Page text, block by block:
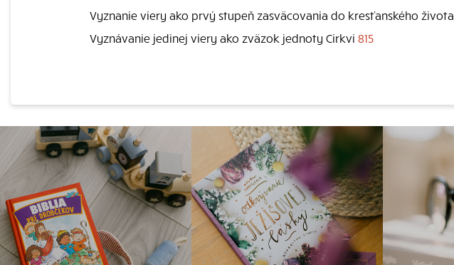
Vyznanie viery ako prvý stupeň zasväcovania do kresťanského života
Vyznávanie jedinej viery ako zväzok jednoty Cirkvi 815